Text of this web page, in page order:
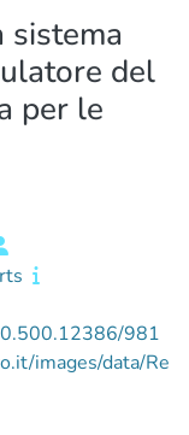
del
per le
981
images/data/Re